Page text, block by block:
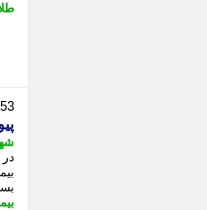
53 -
در